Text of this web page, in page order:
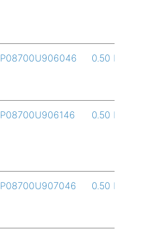
P08700U906046 0.50 L
P08700U906146 0.50 L
P08700U907046 0.50 L